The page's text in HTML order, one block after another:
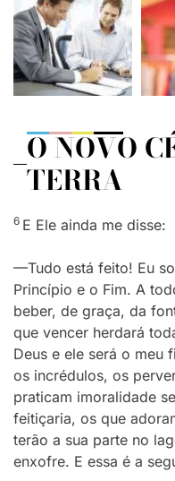
O NOVO
TERRA
6 E Ele ainda me disse:
—Tudo está feito! Eu
Princípio e o Fim. A
beber, de graça, da
que vencer herdará
Deus e ele será o meu
os incrédulos, os
praticam imoralidade
feitiçaria, os que
terão a sua parte no
enxofre. E essa é a